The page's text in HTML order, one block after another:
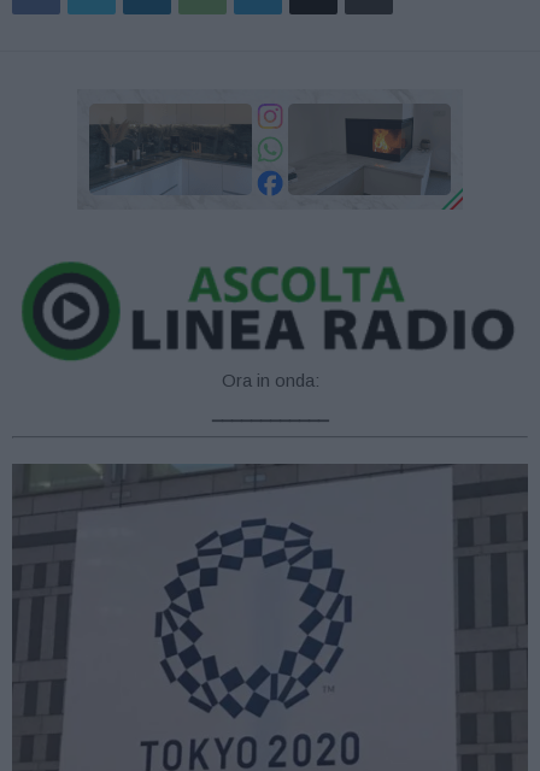
Ora in onda: